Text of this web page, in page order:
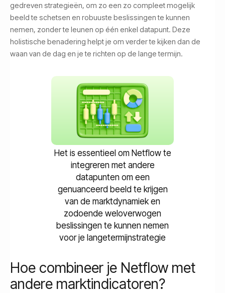
gedreven strategieën, om zo een zo compleet mogelijk
beeld te schetsen en robuuste beslissingen te kunnen
nemen, zonder te leunen op één enkel datapunt. Deze
holistische benadering helpt je om verder te kijken dan de
waan van de dag en je te richten op de lange termijn.
Het is essentieel om Netflow te
integreren met andere
datapunten om een
genuanceerd beeld te krijgen
van de marktdynamiek en
zodoende weloverwogen
beslissingen te kunnen nemen
voor je langetermijnstrategie
Hoe combineer je Netflow met
andere marktindicatoren?